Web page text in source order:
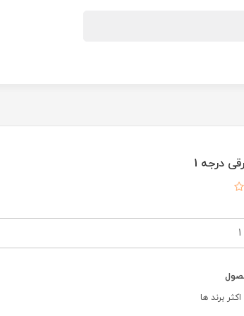
درجه 1
برند ها